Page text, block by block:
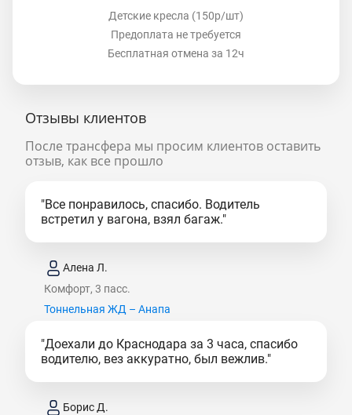
Детские кресла (150р/шт)
Предоплата не требуется
Бесплатная отмена за 12ч
Отзывы клиентов
После трансфера мы просим клиентов оставить
отзыв, как все прошло
"Все понравилось, спасибо. Водитель
встретил у вагона, взял багаж."
Алена Л.
Комфорт, 3 пасс.
Тоннельная ЖД – Анапа
"Доехали до Краснодара за 3 часа, спасибо
водителю, вез аккуратно, был вежлив."
Борис Д.